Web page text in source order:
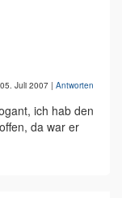
05. Juli 2007 | Antworten
ich hab den
da war er